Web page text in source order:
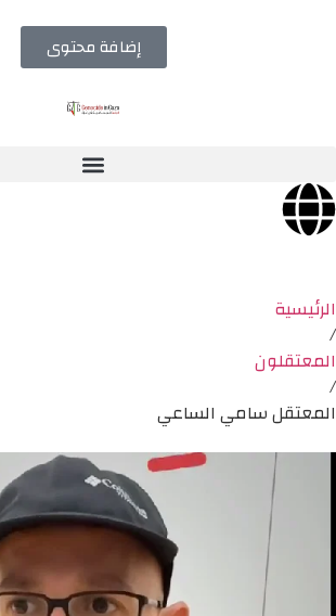
إضافة محتوى
الرئيسية
/
المعتقلون
/
المعتقل سامي الساعي